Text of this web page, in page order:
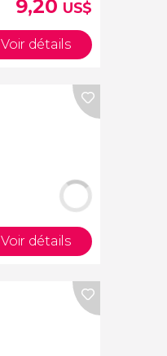
9,20 US$
Voir détails
Voir détails